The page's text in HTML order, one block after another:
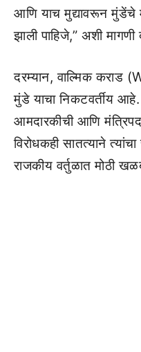
आणि याच मुद्यावरून मुंडेंचे
झाली पाहिजे,” अशी मागणी
दरम्यान, वाल्मिक
मुंडे याचा निकटवर्तीय
आमदारकीची आणि
विरोधकही सातत्याने
राजकीय वर्तुळात मोठी